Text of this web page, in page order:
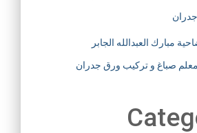
مبارك العبدالله الجابر